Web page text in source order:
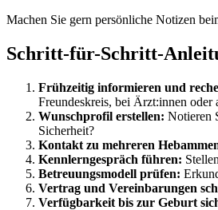
Machen Sie gern persönliche Notizen
Schritt-für-Schritt-
Frühzeitig informieren und
Freundeskreis, bei Ärzt:innen
Wunschprofil erstellen: Notieren
Sicherheit?
Kontakt zu mehreren
Kennlerngespräch führen:
Betreuungsmodell prüfen:
Vertrag und Vereinbarungen
Verfügbarkeit bis zur Geburt